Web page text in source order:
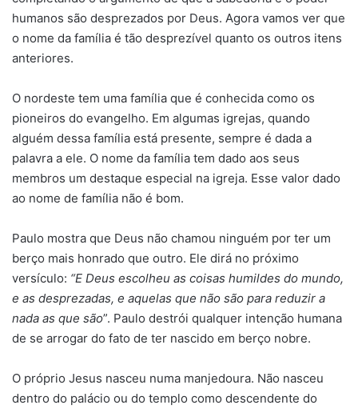
humanos são desprezados por Deus. Agora vamos ver que
o nome da família é tão desprezível quanto os outros itens
anteriores.
O nordeste tem uma família que é conhecida como os
pioneiros do evangelho. Em algumas igrejas, quando
alguém dessa família está presente, sempre é dada a
palavra a ele. O nome da família tem dado aos seus
membros um destaque especial na igreja. Esse valor dado
ao nome de família não é bom.
Paulo mostra que Deus não chamou ninguém por ter um
berço mais honrado que outro. Ele dirá no próximo
versículo: “E Deus escolheu as coisas humildes do mundo,
e as desprezadas, e aquelas que não são para reduzir a
nada as que são”. Paulo destrói qualquer intenção humana
de se arrogar do fato de ter nascido em berço nobre.
O próprio Jesus nasceu numa manjedoura. Não nasceu
dentro do palácio ou do templo como descendente do